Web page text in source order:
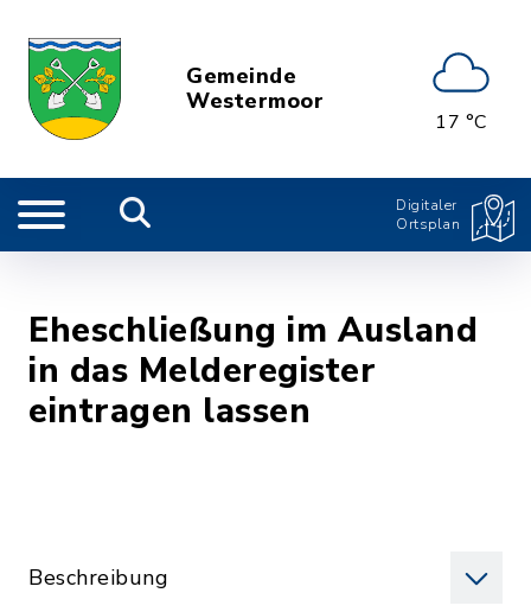
Gemeinde
Westermoor
17 °C
Digitaler
Ortsplan
Eheschließung im Ausland
in das Melderegister
eintragen lassen
Beschreibung